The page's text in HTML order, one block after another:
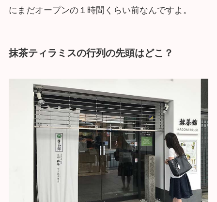
にまだオープンの１時間くらい前なんですよ。
抹茶ティラミスの行列の先頭はどこ？